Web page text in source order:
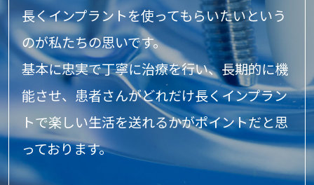
長くインプラントを使ってもらいたいという
のが私たちの思いです。
基本に忠実で丁寧に治療を行い、長期的に機
能させ、患者さんがどれだけ長くインプラン
トで楽しい生活を送れるかがポイントだと思
っております。